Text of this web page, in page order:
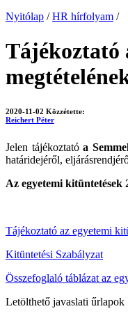
Nyitólap / HR hírfolyam /
Tájékoztató
2020-11-02 Közzétette:
Reichert Péter
Jelen tájékoztatóa
határidejéről,
Az egyetemi
Tájékoztató az egyetemi
Kitüntetési Szabályzat
Összefoglaló táblázat az
Letölthető javaslati űrlapok